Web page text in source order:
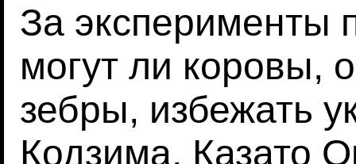
За эксперименты
могут ли коровы,
зебры, избежать
Кодзима, Казато